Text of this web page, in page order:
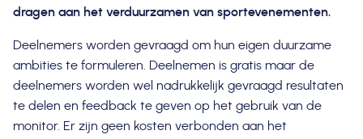
dragen aan het verduurzamen van sportevenementen.
Deelnemers worden gevraagd om hun eigen duurzame
ambities te formuleren. Deelnemen is gratis maar de
deelnemers worden wel nadrukkelijk gevraagd resultaten
te delen en feedback te geven op het gebruik van de
monitor. Er zijn geen kosten verbonden aan het